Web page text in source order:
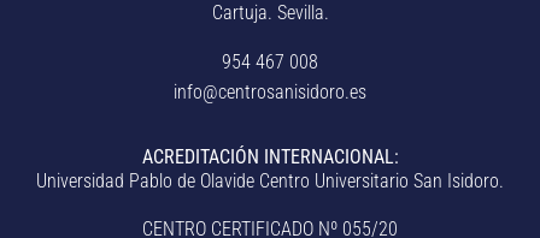
Cartuja. Sevilla.
954 467 008
info@centrosanisidoro.es
ACREDITACIÓN INTERNACIONAL:
Universidad Pablo de Olavide Centro Universitario San Isidoro.
CENTRO CERTIFICADO Nº 055/20